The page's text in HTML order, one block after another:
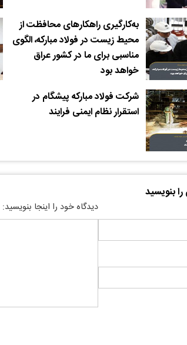
به‌کارگیری راهکارهای محافظت از
محیط زیست در فولاد مبارکه، الگوی
مناسبی برای ما در کشور عراق
خواهد بود
شرکت فولاد مبارکه پیشگام در
استقرار نظام ایمنی فرایند
بنویسید
دیدگاه خود را اینجا بنویسید: